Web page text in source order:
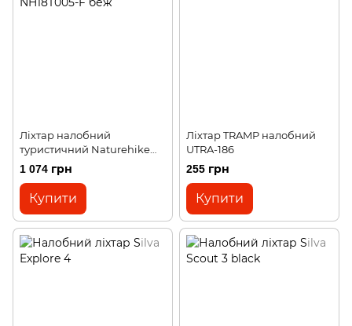
Ліхтар налобний
туристичний Naturehike
NH18T005-F беж
1 074 грн
Купити
Ліхтар TRAMP налобний
UTRA-186
255 грн
Купити